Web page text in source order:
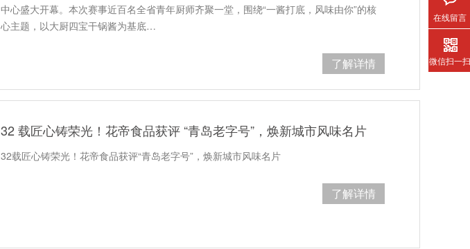
中心盛大开幕。本次赛事近百名全省青年厨师齐聚一堂，围绕“一酱打底，风味由你”的核
心主题，以大厨四宝干锅酱为基底…
了解详情
32 载匠心铸荣光！花帝食品获评 “青岛老字号”，焕新城市风味名片
32载匠心铸荣光！花帝食品获评“青岛老字号”，焕新城市风味名片
了解详情
在线留言
微信扫一扫